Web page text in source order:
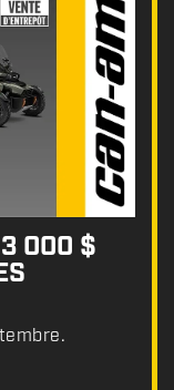
3 000 $